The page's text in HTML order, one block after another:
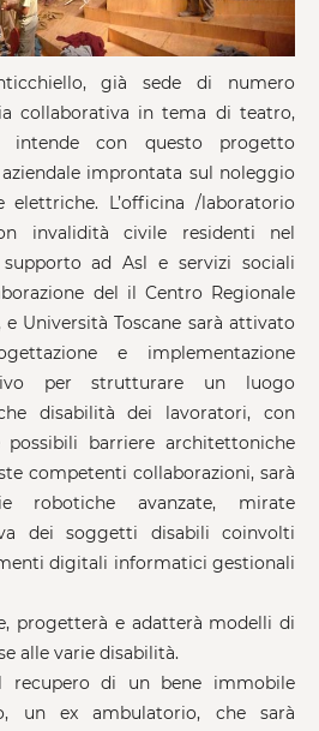
già sede di numero
collaborativa in tema di teatro,
con questo progetto
improntata sul noleggio
L’officina /laboratorio
invalidità civile residenti nel
ad Asl e servizi sociali
del il Centro Regionale
e Università Toscane sarà attivato
e implementazione
per strutturare un luogo
disabilità dei lavoratori, con
possibili barriere architettoniche
competenti collaborazioni, sarà
robotiche avanzate, mirate
dei soggetti disabili coinvolti
digitali informatici gestionali
progetterà e adatterà modelli di
alle varie disabilità.
recupero di un bene immobile
un ex ambulatorio, che sarà